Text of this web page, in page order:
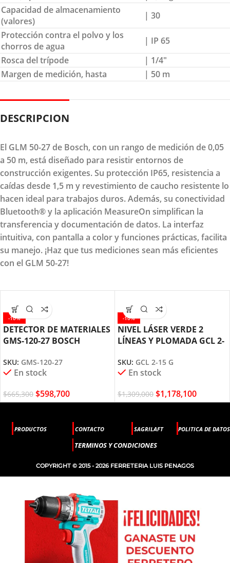
Capacidad de almacenamiento
(valores)
| 30
Protección contra el polvo y los
chorros de agua
| IP 65
Rosca del trípode
| 1/4″
Margen de medición, hasta
| 50 m
DESCRIPCION
El GLM 50-27 de Bosch, con un rango de medición de 0,05
a 50 m, está diseñado para resistir entornos de
construcción exigentes. Su protección IP65, resistencia a
caídas desde 1,5 m y revestimiento de caucho resistente lo
hacen ideal para trabajos duros. Además, su conectividad
Bluetooth® y la aplicación MeasureOn simplifican la
transferencia y documentación de datos. La interfaz
intuitiva, con pantalla a color y funciones prácticas, facilita
su manejo. ¡Haz que tus mediciones sean más eficientes
con el GLM 50-27!
-10%
DETECTOR DE MATERIALES
GMS-120-27 BOSCH
SKU: GMS-120-27
En stock
$665,300 $598,700
-10%
NIVEL LÁSER VERDE 2
LÍNEAS Y PLOMADA GCL 2-
SKU: GCL 2-15 G
En stock
$1,309,000 $1,178,100
PRODUCTOS CONTACTO SAGRILAFT POLITICA DE DATOS
TERMINOS Y CONDICIONES
COPYRIGHT © 2015 - 2026 FERRETERIA LUIS PENAGOS